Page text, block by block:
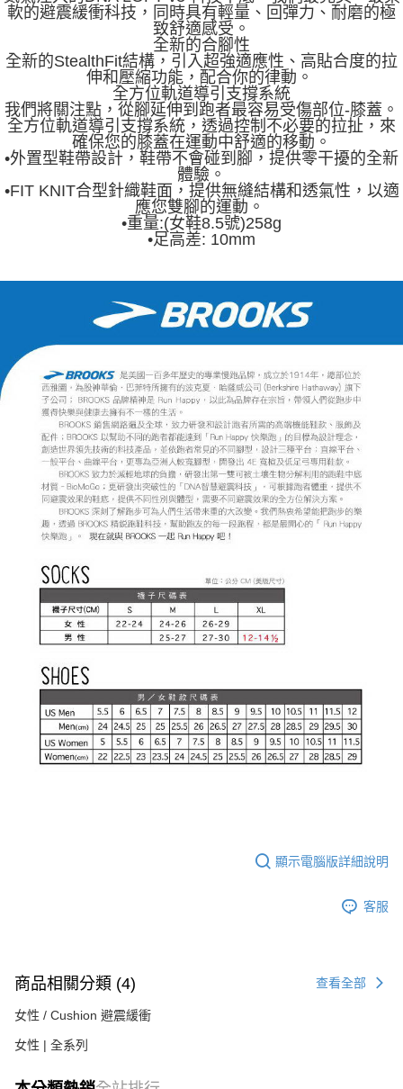
軟的避震緩衝科技，同時具有輕量、回彈力、耐磨的極
致舒適感受。
全新的合腳性
全新的StealthFit結構，引入超強適應性、高貼合度的拉
伸和壓縮功能，配合你的律動。
全方位軌道導引支撐系統
我們將關注點，從腳延伸到跑者最容易受傷部位-膝蓋。
全方位軌道導引支撐系統，透過控制不必要的拉扯，來
確保您的膝蓋在運動中舒適的移動。
•外置型鞋帶設計，鞋帶不會碰到腳，提供零干擾的全新
體驗。
•FIT KNIT合型針織鞋面，提供無縫結構和透氣性，以適
應您雙腳的運動。
•重量:(女鞋8.5號)258g
•足高差: 10mm
顯示電腦版詳細說明
客服
商品相關分類 (4) 查看全部
女性 / Cushion 避震緩衝
女性 | 全系列